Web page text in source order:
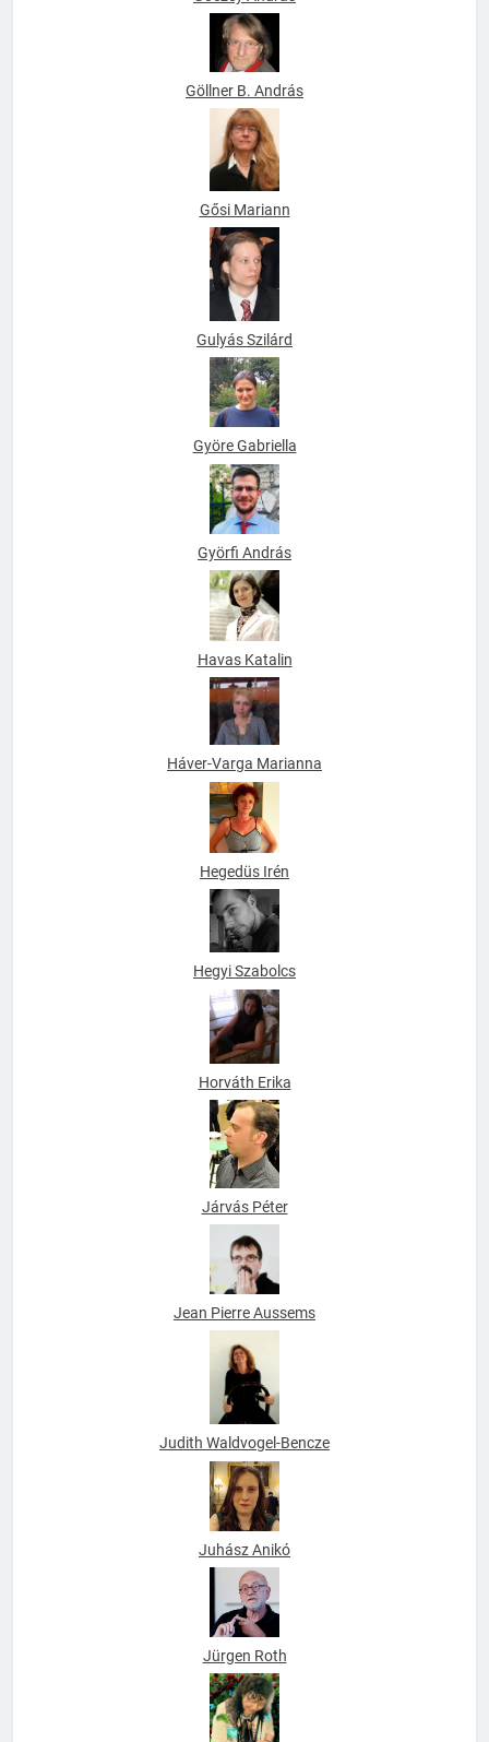
Göllner B. András
Gősi Mariann
Gulyás Szilárd
Györe Gabriella
Györfi András
Havas Katalin
Háver-Varga Marianna
Hegedüs Irén
Hegyi Szabolcs
Horváth Erika
Járvás Péter
Jean Pierre Aussems
Judith Waldvogel-Bencze
Juhász Anikó
Jürgen Roth